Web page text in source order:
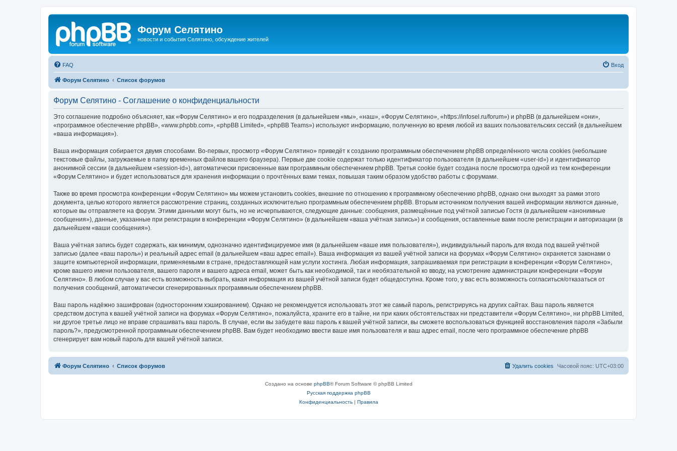
Форум Селятино
новости и события Селятино, обсуждение жителей
FAQ Вход
Форум Селятино Список форумов
Форум Селятино - Соглашение о конфиденциальности
Это соглашение подробно объясняет, как «Форум Селятино» и его подразделения (в дальнейшем «мы», «наш», «Форум Селятино», «https://infosel.ru/forum») и phpBB (в дальнейшем «они»,
«программное обеспечение phpBB», «www.phpbb.com», «phpBB Limited», «phpBB Teams») используют информацию, полученную во время любой из ваших пользовательских сессий (в дальнейшем
«ваша информация»).
Ваша информация собирается двумя способами. Во-первых, просмотр «Форум Селятино» приведёт к созданию программным обеспечением phpBB определённого числа cookies (небольшие
текстовые файлы, загружаемые в папку временных файлов вашего браузера). Первые две cookie содержат только идентификатор пользователя (в дальнейшем «user-id») и идентификатор
анонимной сессии (в дальнейшем «session-id»), автоматически присвоенные вам программным обеспечением phpBB. Третья cookie будет создана после просмотра одной из тем конференции
«Форум Селятино» и будет использоваться для хранения информации о прочтённых вами темах, повышая таким образом удобство работы с форумами.
Также во время просмотра конференции «Форум Селятино» мы можем установить cookies, внешние по отношению к программному обеспечению phpBB, однако они выходят за рамки этого
документа, целью которого является рассмотрение страниц, созданных исключительно программным обеспечением phpBB. Вторым источником получения вашей информации являются данные,
которые вы отправляете на форум. Этими данными могут быть, но не исчерпываются, следующие данные: сообщения, размещённые под учётной записью Гостя (в дальнейшем «анонимные
сообщения»), данные, указанные при регистрации в конференции «Форум Селятино» (в дальнейшем «ваша учётная запись») и сообщения, оставленные вами после регистрации и авторизации (в
дальнейшем «ваши сообщения»).
Ваша учётная запись будет содержать, как минимум, однозначно идентифицируемое имя (в дальнейшем «ваше имя пользователя»), индивидуальный пароль для входа под вашей учётной
записью (далее «ваш пароль») и реальный адрес email (в дальнейшем «ваш адрес email»). Ваша информация из вашей учётной записи на форумах «Форум Селятино» охраняется законами о
защите компьютерной информации, применяемыми в стране, предоставляющей нам услуги хостинга. Любая информация, запрашиваемая при регистрации в конференции «Форум Селятино»,
кроме вашего имени пользователя, вашего пароля и вашего адреса email, может быть как необходимой, так и необязательной ко вводу, на усмотрение администрации конференции «Форум
Селятино». В любом случае у вас есть возможность выбрать, какая информация из вашей учётной записи будет общедоступна. Кроме того, у вас есть возможность согласиться/отказаться от
получения сообщений, автоматически сгенерированных программным обеспечением phpBB.
Ваш пароль надёжно зашифрован (односторонним хэшированием). Однако не рекомендуется использовать этот же самый пароль, регистрируясь на других сайтах. Ваш пароль является
средством доступа к вашей учётной записи на форумах «Форум Селятино», пожалуйста, храните его в тайне, ни при каких обстоятельствах ни представители «Форум Селятино», ни phpBB Limited,
ни другое третье лицо не вправе спрашивать ваш пароль. В случае, если вы забудете ваш пароль к вашей учётной записи, вы сможете воспользоваться функцией восстановления пароля «Забыли
пароль?», предусмотренной программным обеспечением phpBB. Вам будет необходимо ввести ваше имя пользователя и ваш адрес email, после чего программное обеспечение phpBB
сгенерирует вам новый пароль для вашей учётной записи.
Форум Селятино Список форумов Часовой пояс: UTC+03:00
Удалить cookies
Создано на основе phpBB® Forum Software © phpBB Limited
Русская поддержка phpBB
Конфиденциальность| Правила